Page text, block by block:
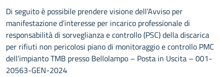
Di seguito è possibile prendere visione dell’Avviso per
manifestazione d’interesse per incarico professionale di
responsabilità di sorveglianza e controllo (PSC) della discarica
per rifiuti non pericolosi piano di monitoraggio e controllo PMC
dell’impianto TMB presso Bellolampo – Posta in Uscita – 001-
20563-GEN-2024